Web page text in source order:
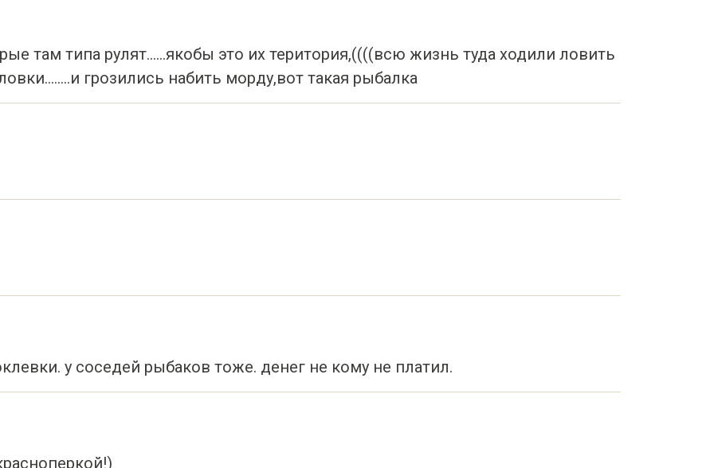
там типа рулят......якобы это их територия,((((всю жизнь туда ходили ловить
грозились набить морду,вот такая рыбалка
у соседей рыбаков тоже. денег не кому не платил.